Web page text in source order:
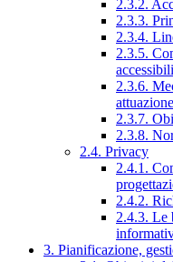
2.3.2.
2.3.3.
2.3.4.
2.3.5.
2.3.6.
attuazione
2.3.7.
2.3.8.
2.4. Privacy
2.4.1.
2.4.2.
2.4.3. Le
3. Pianificazione,